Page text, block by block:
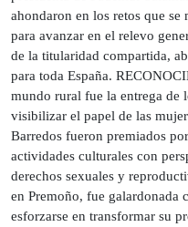
ahondaron en los retos que
para avanzar en el relevo
de la titularidad compartida,
para toda España.
mundo rural fue la entrega de
visibilizar el papel de las
Barredos fueron premiados
actividades culturales con
derechos sexuales y
en Premoño, fue galardonada
esforzarse en transformar su